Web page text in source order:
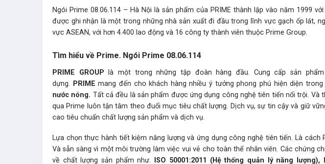
Ngói Prime 08.06.114 – Hà Nội là sản phẩm của PRIME thành lập vào năm 1999
được ghi nhận là một trong những nhà sản xuất đi đầu trong lĩnh vực gạch ốp lát,
vực ASEAN, với hơn 4.400 lao động và 16 công ty thành viên thuộc Prime Group.
Tìm hiểu về Prime. Ngói Prime 08.06.114
PRIME GROUP là một trong những tập đoàn hàng đầu. Cung cấp sản
dựng. PRIME mang đến cho khách hàng nhiều ý tưởng phong phú hiện diện
nước nóng. Tất cả đều là sản phẩm được ứng dụng công nghệ tiên tiến nổi trội. Và
qua Prime luôn tận tâm theo đuổi mục tiêu chất lượng. Dịch vụ, sự tin cậy và giữ
cao tiêu chuẩn chất lượng sản phẩm và dịch vụ.
Lựa chọn thực hành tiết kiệm năng lượng và ứng dụng công nghệ tiên tiến. Là
Và sẵn sàng vì một môi trường làm việc vui vẻ cho toàn thể nhân viên. Các chứng
về chất lượng sản phẩm như.
ISO 50001:2011 (Hệ thống quản lý năng lượng),